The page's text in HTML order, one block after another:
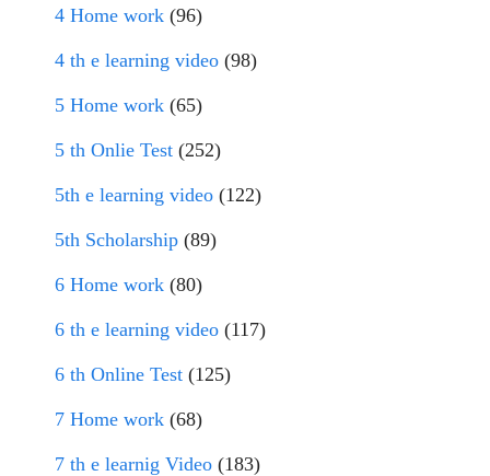
4 Home work (96)
4 th e learning video (98)
5 Home work (65)
5 th Onlie Test (252)
5th e learning video (122)
5th Scholarship (89)
6 Home work (80)
6 th e learning video (117)
6 th Online Test (125)
7 Home work (68)
7 th e learnig Video (183)